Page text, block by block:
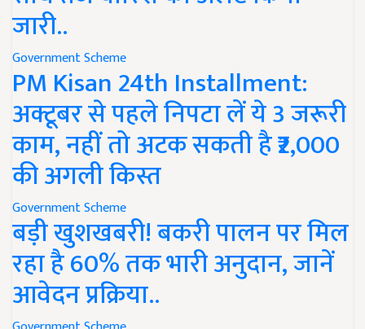
जारी..
Government Scheme
PM Kisan 24th Installment:
अक्टूबर से पहले निपटा लें ये 3 जरूरी
काम, नहीं तो अटक सकती है ₹2,000
की अगली किस्त
Government Scheme
बड़ी खुशखबरी! बकरी पालन पर मिल
रहा है 60% तक भारी अनुदान, जानें
आवेदन प्रक्रिया..